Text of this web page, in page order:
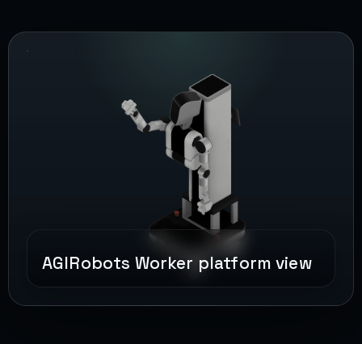
AGIRobots Worker platform view